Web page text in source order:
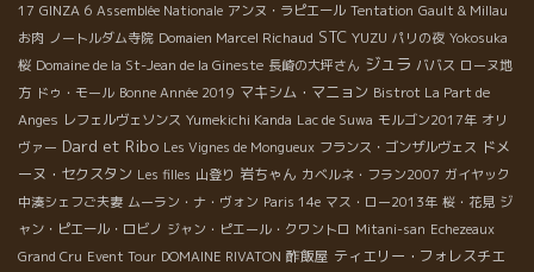
17 GINZA 6 Assemblée Nationale アンヌ・ラピエール Tentation Gault & Millau
お肉 ノートルダム寺院 Domaien Marcel Richaud STC YUZU パリの夜 Yokosuka
桜 Domaine de la St-Jean de la Gineste 長崎の大坪さん ジュラ ババス ローヌ地
方 ドゥ・モール Bonne Année 2019 マキシム・マニョン Bistrot La Part de
Anges レフェルヴェソンス Yumekichi Kanda Lac de Suwa モルゴン2017年 オリ
ヴァー Dard et Ribo Les Vignes de Mongueux フランス・ゴンザルヴェス ドメ
ーヌ・セクスタン Les filles 山登り 岩ちゃん カベルネ・フラン2007 ガイヤック
中湊シェフご夫妻 ムーラン・ナ・ヴォン Paris 14e マス・ロー2013年 桜・花見 ジ
ャン・ピエール・ロビノ ジャン・ピエール・クワントロ Mitani-san Echezeaux
Grand Cru Event Tour DOMAINE RIVATON 酢飯屋 ティエリー・フォレスチエ